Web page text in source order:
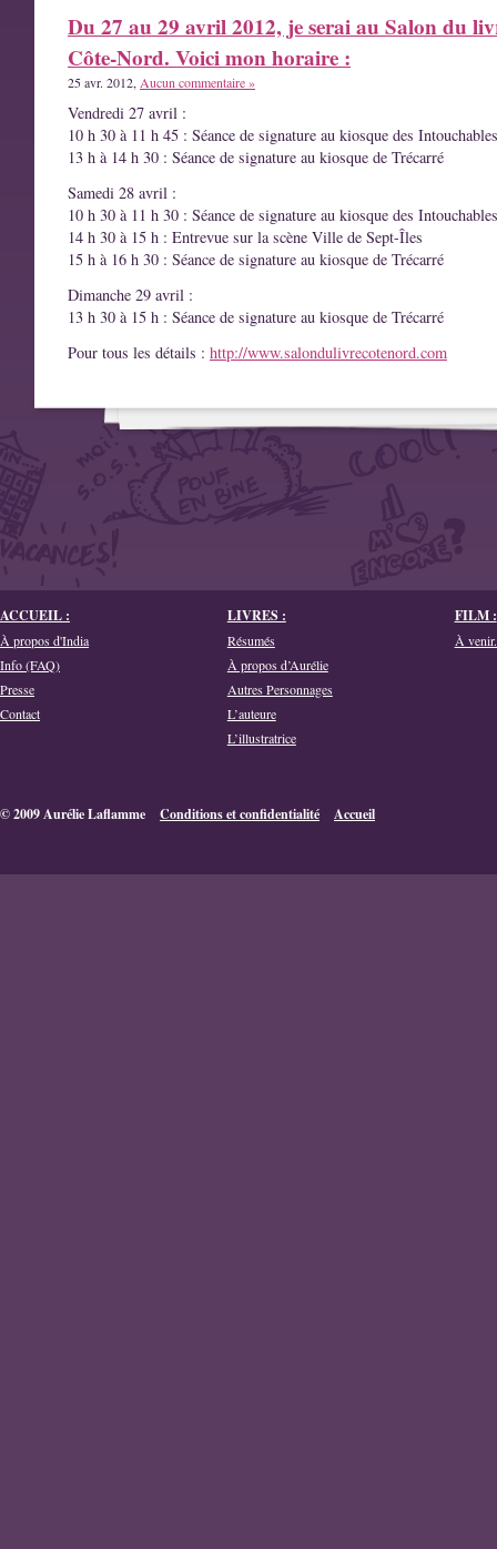
Du 27 au 29 avril 2012, je serai au Salon du
Côte-Nord. Voici mon horaire :
25 avr. 2012, Aucun commentaire »
Vendredi 27 avril :
10 h 30 à 11 h 45 : Séance de signature au kiosque des Intouchables
13 h à 14 h 30 : Séance de signature au kiosque de Trécarré
Samedi 28 avril :
10 h 30 à 11 h 30 : Séance de signature au kiosque des Intouchables
14 h 30 à 15 h : Entrevue sur la scène Ville de Sept-Îles
15 h à 16 h 30 : Séance de signature au kiosque de Trécarré
Dimanche 29 avril :
13 h 30 à 15 h : Séance de signature au kiosque de Trécarré
Pour tous les détails : http://www.salondulivrecotenord.com
ACCUEIL :
À propos d'India
Info (FAQ)
Presse
Contact
LIVRES :
Résumés
À propos d’Aurélie
Autres Personnages
L’auteure
L’illustratrice
FILM :
À
© 2009 Aurélie Laflamme Conditions et confidentialité Accueil